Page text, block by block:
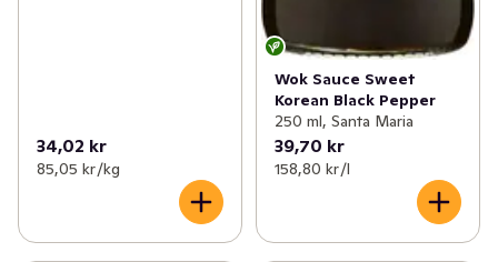
34,02 kr
85,05 kr /kg
Wok Sauce Sweet
Korean Black Pepper
250 ml, Santa Maria
39,70 kr
158,80 kr /l